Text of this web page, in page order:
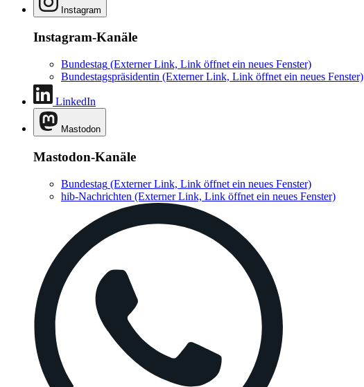
Instagram
Instagram-Kanäle
Bundestag (Externer Link, Link öffnet ein neues Fenster)
Bundestagspräsidentin (Externer Link, Link öffnet ein neues Fenster)
LinkedIn
Mastodon
Mastodon-Kanäle
Bundestag (Externer Link, Link öffnet ein neues Fenster)
hib-Nachrichten (Externer Link, Link öffnet ein neues Fenster)